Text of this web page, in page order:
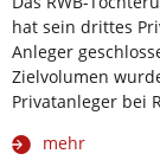
hat sein drittes
Anleger
Zielvolumen
Privatanleger bei
mehr